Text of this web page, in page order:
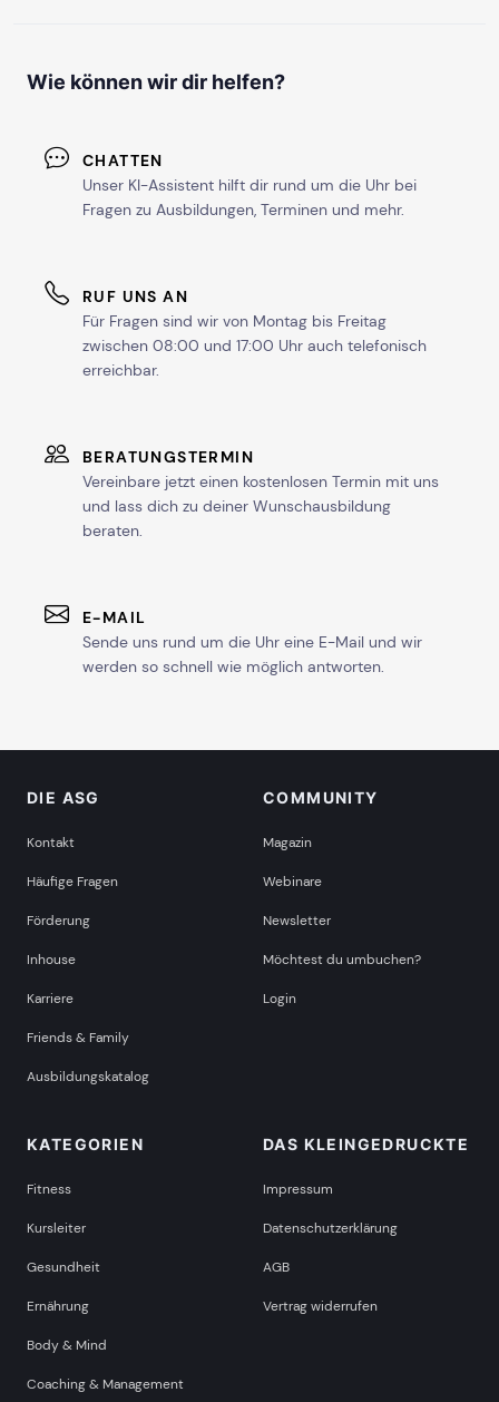
Wie können wir dir helfen?
CHATTEN
Unser KI-Assistent hilft dir rund um die Uhr bei
Fragen zu Ausbildungen, Terminen und mehr.
RUF UNS AN
Für Fragen sind wir von Montag bis Freitag
zwischen 08:00 und 17:00 Uhr auch telefonisch
erreichbar.
BERATUNGSTERMIN
Vereinbare jetzt einen kostenlosen Termin mit uns
und lass dich zu deiner Wunschausbildung
beraten.
E-MAIL
Sende uns rund um die Uhr eine E-Mail und wir
werden so schnell wie möglich antworten.
DIE ASG
Kontakt
Häufige Fragen
Förderung
Inhouse
Karriere
Friends & Family
Ausbildungskatalog
COMMUNITY
Magazin
Webinare
Newsletter
Möchtest du umbuchen?
Login
KATEGORIEN
Fitness
Kursleiter
Gesundheit
Ernährung
Body & Mind
Coaching & Management
DAS KLEINGEDRUCKTE
Impressum
Datenschutzerklärung
AGB
Vertrag widerrufen